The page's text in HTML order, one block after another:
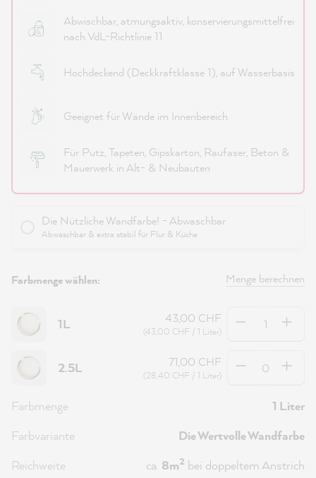
Abwischbar, atmungsaktiv, konservierungsmittelfrei
nach VdL-Richtlinie 11
Hochdeckend (Deckkraftklasse 1), auf Wasserbasis
Geeignet für Wände im Innenbereich
Für Putz, Tapeten, Gipskarton, Raufaser, Beton &
Mauerwerk in Alt- & Neubauten
Die Nützliche Wandfarbe! - Abwaschbar
Abwaschbar & extra stabil für Flur & Küche
Farbmenge wählen: Menge berechnen
1L 43,00 CHF
(43,00 CHF / 1 Liter)
2.5L 71,00 CHF
(28,40 CHF / 1 Liter)
Farbmenge
1 Liter
Farbvariante
Die Wertvolle Wandfarbe
Reichweite
ca. 8m2 bei doppeltem Anstrich